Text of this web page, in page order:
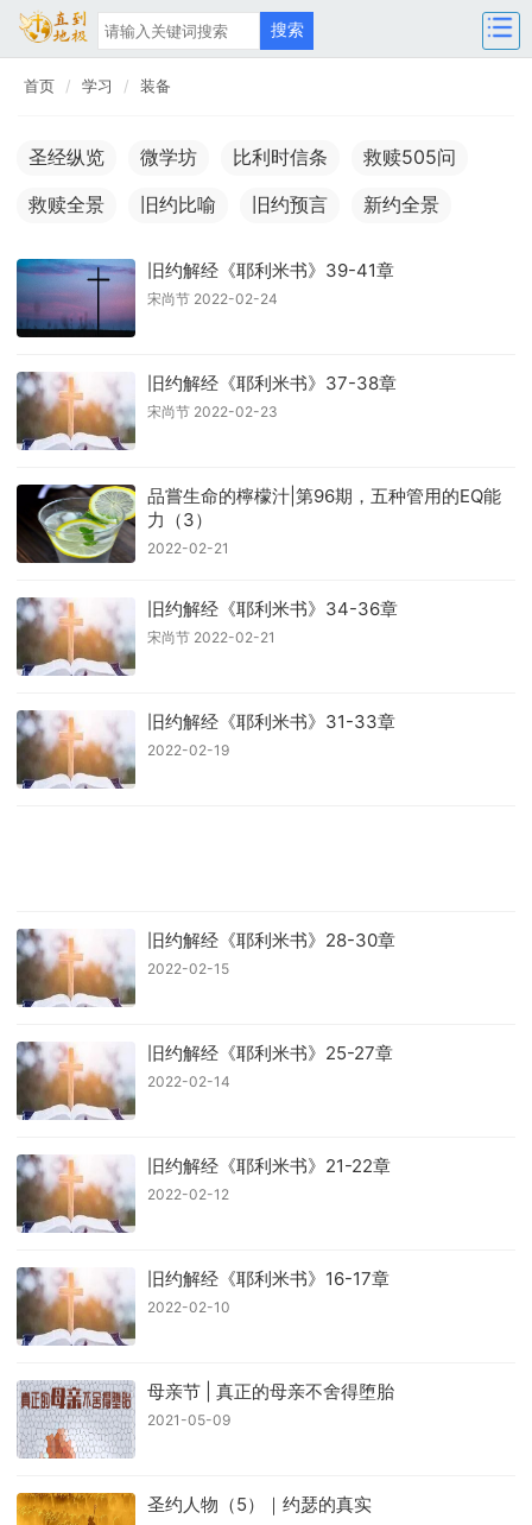
首页 学习 装备
圣经纵览 微学坊 比利时信条
救赎505问
救赎全景
旧约比喻 旧约预言 新约全景
旧约解经《耶利米书》39-41章
宋尚节 2022-02-24
旧约解经《耶利米书》37-38章
宋尚节 2022-02-23
品嘗生命的檸檬汁|第96期，五种管用的EQ能
力（3）
2022-02-21
旧约解经《耶利米书》34-36章
宋尚节 2022-02-21
旧约解经《耶利米书》31-33章
2022-02-19
旧约解经《耶利米书》28-30章
2022-02-15
旧约解经《耶利米书》25-27章
2022-02-14
旧约解经《耶利米书》21-22章
2022-02-12
旧约解经《耶利米书》16-17章
2022-02-10
母亲节 | 真正的母亲不舍得堕胎
2021-05-09
圣约人物（5）｜约瑟的真实